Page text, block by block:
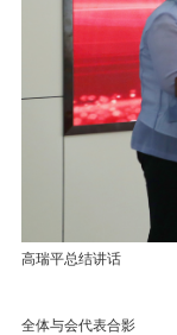
高瑞平总结讲话
全体与会代表合影